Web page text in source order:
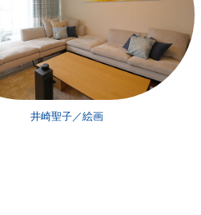
井崎聖子／絵画